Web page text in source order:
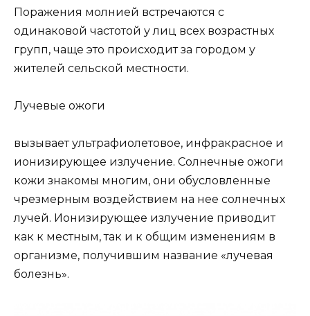
Поражения молнией встречаются с
одинаковой частотой у лиц всех возрастных
групп, чаще это происходит за городом у
жителей сельской местности.
Лучевые ожоги
вызывает ультрафиолетовое, инфракрасное и
ионизирующее излучение. Солнечные ожоги
кожи знакомы многим, они обусловленные
чрезмерным воздействием на нее солнечных
лучей. Ионизирующее излучение приводит
как к местным, так и к общим изменениям в
организме, получившим название «лучевая
болезнь».